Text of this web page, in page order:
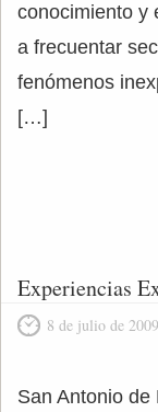
conocimiento y
a frecuentar
fenómenos
[…]
Experiencias
8 de julio de 2009
San Antonio